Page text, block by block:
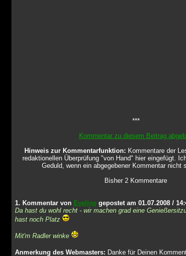
***
Kommentar zu diesem Beitrag
Hinweis zur Kommentarfunktion: Kommentare der
redaktionellen Überprüfung "von Hand" hier eingefügt.
Geduld, wenn ein abgegebener Kommentar nicht
Bisher 2 Kommentare
1. Kommentar von Eveline gepostet am 01.07.2008 /
Da hast du wohl recht - wir machen grad eine
hast noch Platz
Mit'm Radler winke
Anmerkung des Webmasters: Danke für Deinen